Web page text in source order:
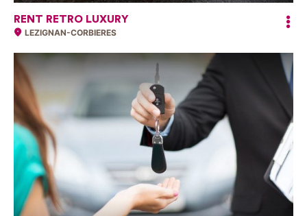
RENT RETRO LUXURY
LEZIGNAN-CORBIERES